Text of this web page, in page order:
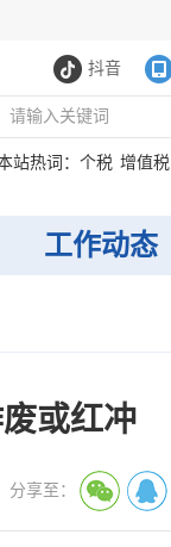
抖音
站热词： 个税 增值税
工作动态
或红冲
分享至：